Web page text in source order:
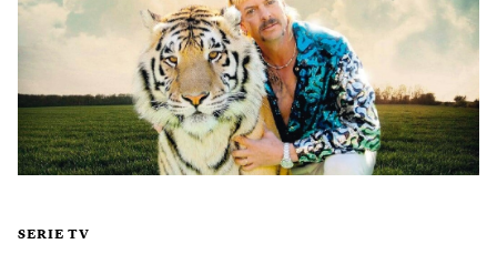
SERIE TV